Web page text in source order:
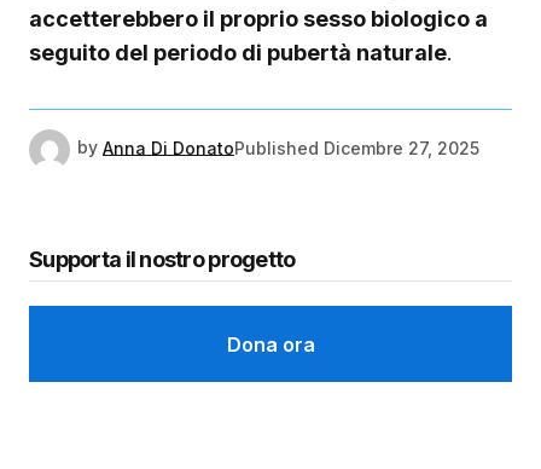
accetterebbero il proprio sesso biologico a
seguito del periodo di pubertà naturale.
by Anna Di DonatoPublished Dicembre 27, 2025
Supporta il nostro progetto
Dona ora